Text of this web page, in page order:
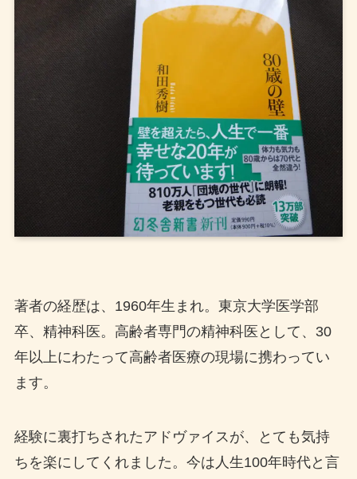
著者の経歴は、1960年生まれ。東京大学医学部
卒、精神科医。高齢者専門の精神科医として、30
年以上にわたって高齢者医療の現場に携わってい
ます。
経験に裏打ちされたアドヴァイスが、とても気持
ちを楽にしてくれました。今は人生100年時代と言